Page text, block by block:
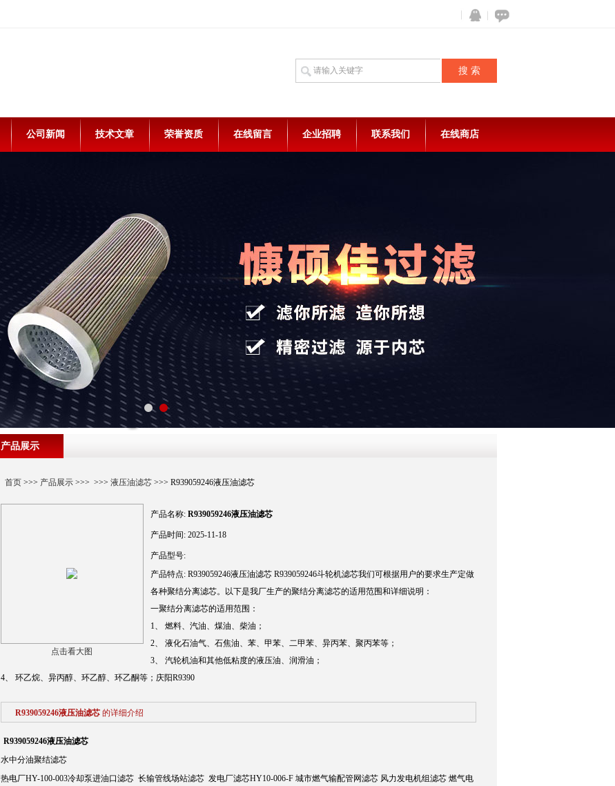
公司新闻 技术文章 荣誉资质 在线留言 企业招聘 联系我们 在线商店
产品展示
首页>>> 产品展示>>> >>> 液压油滤芯>>> R939059246液压油滤芯
点击看大图
产品名称: R939059246液压油滤芯
产品时间: 2025-11-18
产品型号:
产品特点: R939059246液压油滤芯 R939059246斗轮机滤芯我们可根据用户的要求生产定做
各种聚结分离滤芯。以下是我厂生产的聚结分离滤芯的适用范围和详细说明：
一聚结分离滤芯的适用范围：
1、 燃料、汽油、煤油、柴油；
2、 液化石油气、石焦油、苯、甲苯、二甲苯、异丙苯、聚丙苯等；
3、 汽轮机油和其他低粘度的液压油、润滑油；
4、 环乙烷、异丙醇、环乙醇、环乙酮等；庆阳R9390
R939059246液压油滤芯 的详细介绍
R939059246液压油滤芯
水中分油聚结滤芯
热电厂HY-100-003冷却泵进油口滤芯 长输管线场站滤芯 发电厂滤芯HY10-006-F 城市燃气输配管网滤芯 风力发电机组滤芯 燃气电